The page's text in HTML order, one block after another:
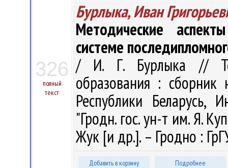
326
полный
текст
Бурлыка, Иван
Методические
системе
/ И. Г. Бурлыка //
образования :
Республики Беларусь,
"Гродн. гос. ун-т им. Я.
Жук [и др.]. – Гродно :
Добавить в корзину Подробнее